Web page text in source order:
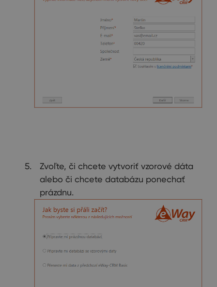
Zvoľte, či chcete vytvoriť vzorové dáta
alebo či chcete databázu ponechať
prázdnu.